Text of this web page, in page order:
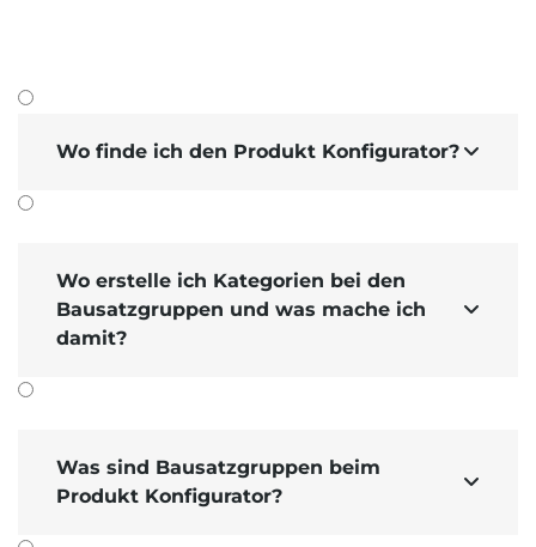
Wo finde ich den Produkt Konfigurator? 
Wo erstelle ich Kategorien bei den
Bausatzgruppen und was mache ich
damit?

Was sind Bausatzgruppen beim
Produkt Konfigurator?
